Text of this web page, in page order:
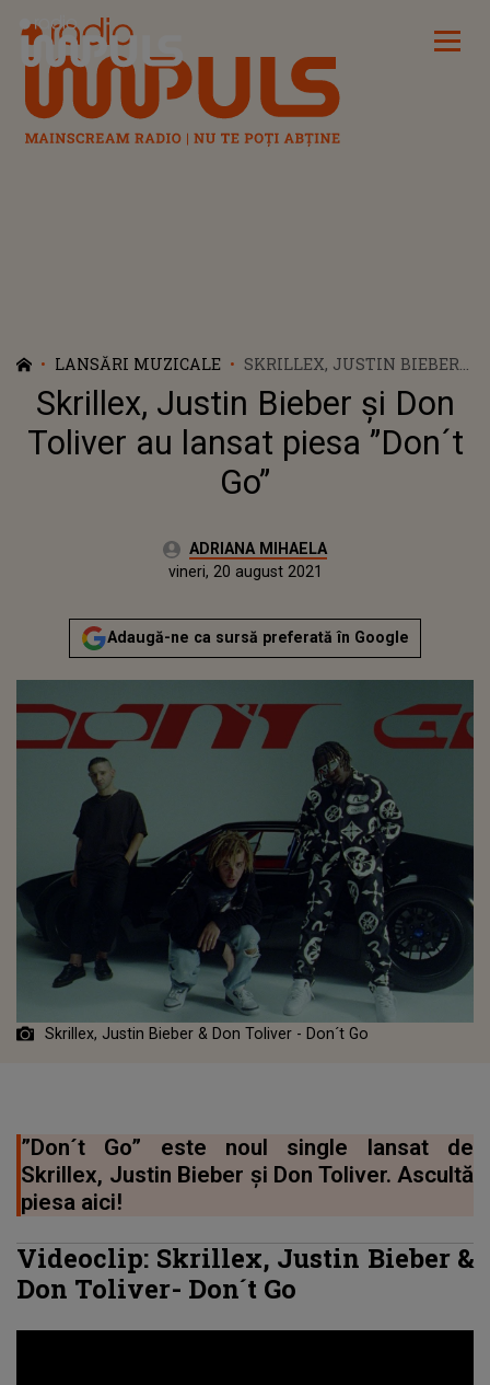
Radio Impuls
LANSĂRI MUZICALE
SKRILLEX, JUSTIN BIEBER
ȘI DON TOLIVER AU LANSAT
PIESA ”DON´T GO”
Skrillex, Justin Bieber și Don
Toliver au lansat piesa ”Don´t
Go”
Autor:ADRIANA MIHAELA
vineri, 20 august 2021Actualizat:
vineri, 20 august 2021
Adaugă-ne ca sursă preferată în Google
Skrillex, Justin Bieber & Don Toliver - Don´t Go
”Don´t Go” este noul single lansat de
Skrillex, Justin Bieber și Don Toliver. Ascultă
piesa aici!
Videoclip: Skrillex, Justin Bieber &
Don Toliver- Don´t Go